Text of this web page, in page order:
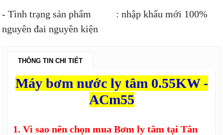
- Tình trạng sản phẩm : nhập khẩu mới 100%
nguyên đai nguyên kiện
THÔNG TIN CHI TIẾT
Máy bơm nước ly tâm 0.55KW -
ACm55
1. Vì sao nên chọn muaBơm ly tâm tại Tân